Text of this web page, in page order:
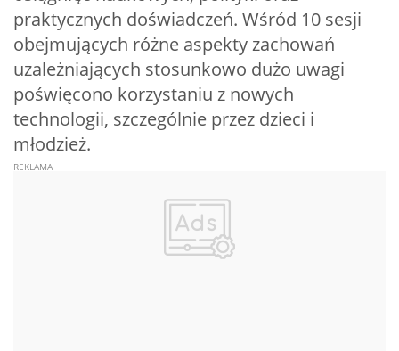
praktycznych doświadczeń. Wśród 10 sesji
obejmujących różne aspekty zachowań
uzależniających stosunkowo dużo uwagi
poświęcono korzystaniu z nowych
technologii, szczególnie przez dzieci i
młodzież.